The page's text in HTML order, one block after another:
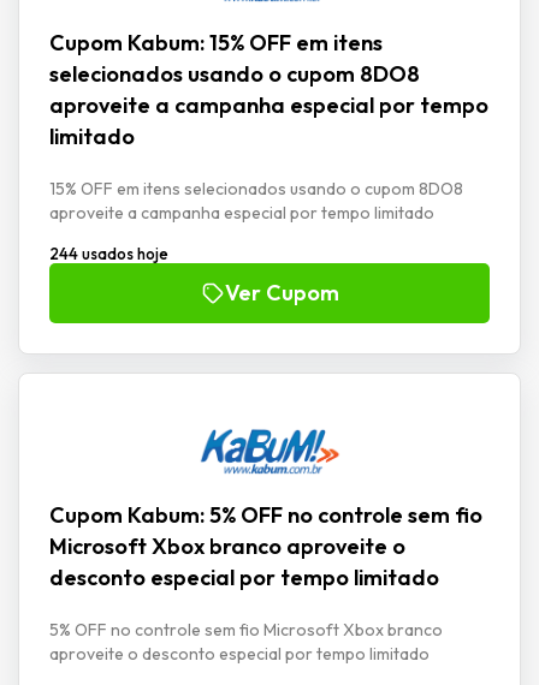
Cupom Kabum: 15% OFF em itens
selecionados usando o cupom 8DO8
aproveite a campanha especial por tempo
limitado
15% OFF em itens selecionados usando o cupom 8DO8
aproveite a campanha especial por tempo limitado
244 usados hoje
Ver Cupom
Cupom Kabum: 5% OFF no controle sem fio
Microsoft Xbox branco aproveite o
desconto especial por tempo limitado
5% OFF no controle sem fio Microsoft Xbox branco
aproveite o desconto especial por tempo limitado